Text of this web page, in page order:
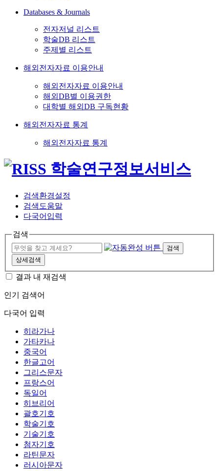
Databases & Journals
전자저널 리스트
학술DB 리스트
주제별 리스트
해외전자자료 이용안내
해외전자자료 이용안내
해외DB별 이용권한
대학별 해외DB 구독현황
해외전자자료 통계
해외전자자료 통계
검색환경설정
검색도움말
다국어입력
검색
검색
상세검색
결과 내 재검색
인기 검색어
다국어 입력
히라가나
가타카나
중국어
한글고어
그리스문자
프랑스어
독일어
히브리어
괄호기호
학술기호
기술기호
첨자기호
라틴문자
러시아문자